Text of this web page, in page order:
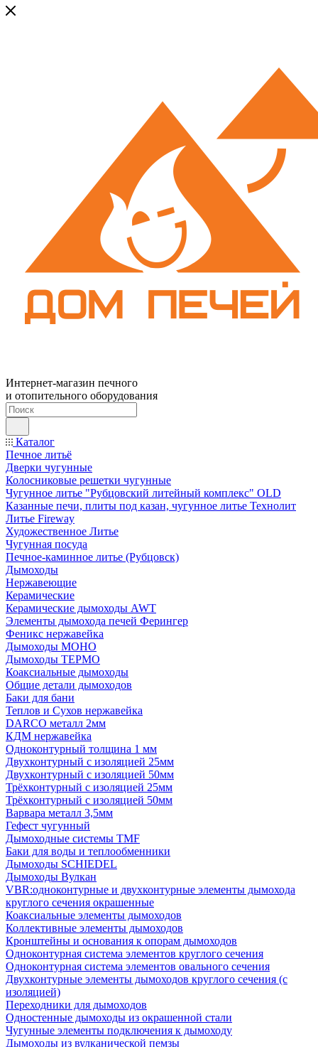
Интернет-магазин печного
и отопительного оборудования
Каталог
Печное литьё
Дверки чугунные
Колосниковые решетки чугунные
Чугунное литье "Рубцовский литейный комплекс" OLD
Казанные печи, плиты под казан, чугунное литье Технолит
Литье Fireway
Художественное Литье
Чугунная посуда
Печное-каминное литье (Рубцовск)
Дымоходы
Нержавеющие
Керамические
Керамические дымоходы AWT
Элементы дымохода печей Ферингер
Феникс нержавейка
Дымоходы МОНО
Дымоходы ТЕРМО
Коаксиальные дымоходы
Общие детали дымоходов
Баки для бани
Теплов и Сухов нержавейка
DARCO металл 2мм
КДМ нержавейка
Одноконтурный толщина 1 мм
Двухконтурный с изоляцией 25мм
Двухконтурный с изоляцией 50мм
Трёхконтурный с изоляцией 25мм
Трёхконтурный с изоляцией 50мм
Варвара металл 3,5мм
Гефест чугунный
Дымоходные системы TMF
Баки для воды и теплообменники
Дымоходы SCHIEDEL
Дымоходы Вулкан
VBR:одноконтурные и двухконтурные элементы дымохода
круглого сечения окрашенные
Коаксиальные элементы дымоходов
Коллективные элементы дымоходов
Кронштейны и основания к опорам дымоходов
Одноконтурная система элементов круглого сечения
Одноконтурная система элементов овального сечения
Двухконтурные элементы дымоходов круглого сечения (с
изоляцией)
Переходники для дымоходов
Одностенные дымоходы из окрашенной стали
Чугунные элементы подключения к дымоходу
Дымоходы из вулканической пемзы